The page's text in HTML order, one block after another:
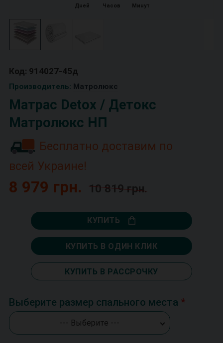
Дней Часов Минут
Код: 914027-45д
Производитель: Матролюкс
Матрас Detox / Детокс
Матролюкс НП
Бесплатно доставим по
всей Украине!
8 979 грн. 10 819 грн.
КУПИТЬ
КУПИТЬ В ОДИН КЛИК
КУПИТЬ В РАССРОЧКУ
Выберите размер спального места
--- Выберите ---